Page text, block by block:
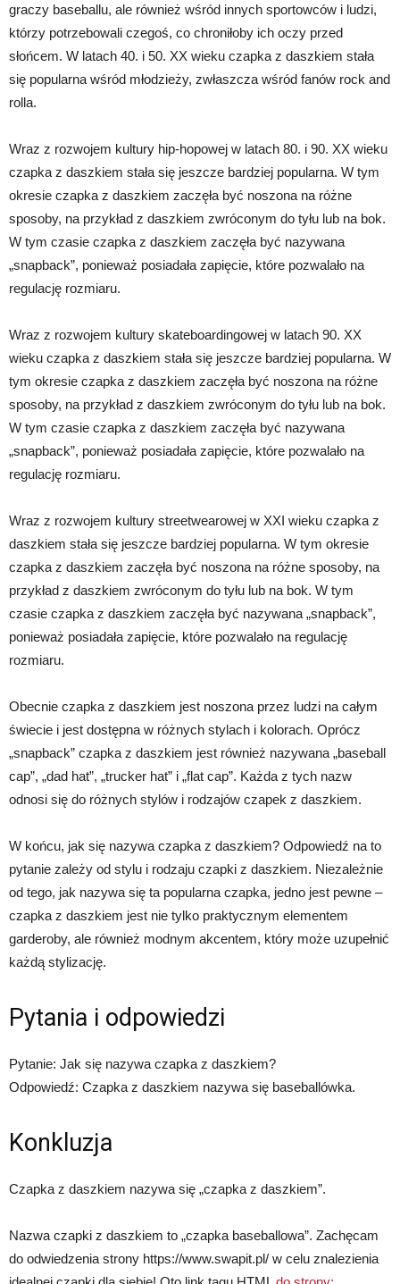
graczy baseballu, ale również wśród innych sportowców i ludzi,
którzy potrzebowali czegoś, co chroniłoby ich oczy przed
słońcem. W latach 40. i 50. XX wieku czapka z daszkiem stała
się popularna wśród młodzieży, zwłaszcza wśród fanów rock and
rolla.
Wraz z rozwojem kultury hip-hopowej w latach 80. i 90. XX wieku
czapka z daszkiem stała się jeszcze bardziej popularna. W tym
okresie czapka z daszkiem zaczęła być noszona na różne
sposoby, na przykład z daszkiem zwróconym do tyłu lub na bok.
W tym czasie czapka z daszkiem zaczęła być nazywana
„snapback”, ponieważ posiadała zapięcie, które pozwalało na
regulację rozmiaru.
Wraz z rozwojem kultury skateboardingowej w latach 90. XX
wieku czapka z daszkiem stała się jeszcze bardziej popularna. W
tym okresie czapka z daszkiem zaczęła być noszona na różne
sposoby, na przykład z daszkiem zwróconym do tyłu lub na bok.
W tym czasie czapka z daszkiem zaczęła być nazywana
„snapback”, ponieważ posiadała zapięcie, które pozwalało na
regulację rozmiaru.
Wraz z rozwojem kultury streetwearowej w XXI wieku czapka z
daszkiem stała się jeszcze bardziej popularna. W tym okresie
czapka z daszkiem zaczęła być noszona na różne sposoby, na
przykład z daszkiem zwróconym do tyłu lub na bok. W tym
czasie czapka z daszkiem zaczęła być nazywana „snapback”,
ponieważ posiadała zapięcie, które pozwalało na regulację
rozmiaru.
Obecnie czapka z daszkiem jest noszona przez ludzi na całym
świecie i jest dostępna w różnych stylach i kolorach. Oprócz
„snapback” czapka z daszkiem jest również nazywana „baseball
cap”, „dad hat”, „trucker hat” i „flat cap”. Każda z tych nazw
odnosi się do różnych stylów i rodzajów czapek z daszkiem.
W końcu, jak się nazywa czapka z daszkiem? Odpowiedź na to
pytanie zależy od stylu i rodzaju czapki z daszkiem. Niezależnie
od tego, jak nazywa się ta popularna czapka, jedno jest pewne –
czapka z daszkiem jest nie tylko praktycznym elementem
garderoby, ale również modnym akcentem, który może uzupełnić
każdą stylizację.
Pytania i odpowiedzi
Pytanie: Jak się nazywa czapka z daszkiem?
Odpowiedź: Czapka z daszkiem nazywa się baseballówka.
Konkluzja
Czapka z daszkiem nazywa się „czapka z daszkiem”.
Nazwa czapki z daszkiem to „czapka baseballowa”. Zachęcam
do odwiedzenia strony https://www.swapit.pl/ w celu znalezienia